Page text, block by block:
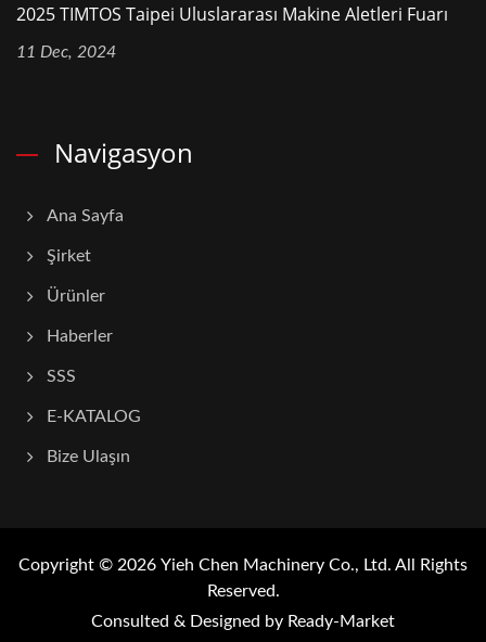
2025 TIMTOS Taipei Uluslararası Makine Aletleri Fuarı
11 Dec, 2024
Navigasyon
Ana Sayfa
Şirket
Ürünler
Haberler
SSS
E-KATALOG
Bize Ulaşın
Copyright © 2026 Yieh Chen Machinery Co., Ltd. All Rights
Reserved.
Consulted & Designed by Ready-Market